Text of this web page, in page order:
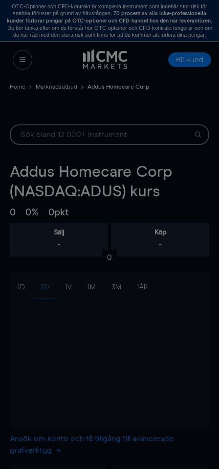
OTC-Optioner och CFD-kontrakt är komplexa instrument som innebär stor risk för
snabba förluster på grund av hävstången. 70 procent av alla icke-professionella
kunder förlorar pengar på OTC-optioner och CFD-handel hos den här leverantören.
Du bör tänka efter om du förstår hur OTC-optioner och CFD-kontrakt fungerar och om
du har råd med den stora risk som finns för att du kommer att förlora dina pengar.
Bli kund
Home Marknadsutbud Addus Homecare Corp
Addus Homecare Corp
(NASDAQ:ADUS) kurs
0 0% 0pkt
Sälj
-
Köp
-
0
1D 3D 1V 1M 3M 1ÅR
Ansök om konto och få tillgång till avancerade
grafverktyg